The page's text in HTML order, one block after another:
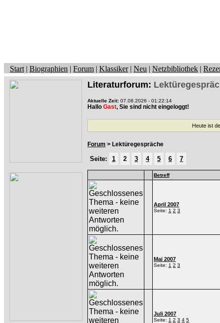
Start | Biographien | Forum | Klassiker| Neu | Netzbibliothek |
Literaturforum:
Aktuelle Zeit: 07.08.2026 - 01:22:14
Hallo Gast, Sie sind nicht eingeloggt!
Heute ist
Forum > Lektüregespräche
Seite: 1 2 3 4 5 6 7
Betreff
April 2007
Seite: 1 2 3
Mai 2007
Seite: 1 2 3
Juli 2007
Seite: 1 2 3 4 5